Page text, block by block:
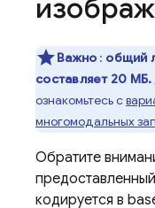
Важно : общий
составляет 20 МБ.
ознакомьтесь с
многомодальных
Обратите
кодируется в